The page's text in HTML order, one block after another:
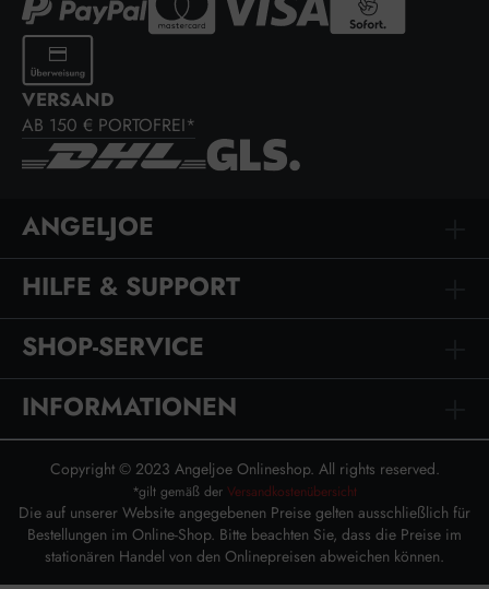
VERSAND
AB 150 € PORTOFREI*
ANGELJOE
HILFE & SUPPORT
SHOP-SERVICE
INFORMATIONEN
Copyright © 2023 Angeljoe Onlineshop. All rights reserved.
*gilt gemäß der Versandkostenübersicht
Die auf unserer Website angegebenen Preise gelten ausschließlich für
Bestellungen im Online-Shop. Bitte beachten Sie, dass die Preise im
stationären Handel von den Onlinepreisen abweichen können.